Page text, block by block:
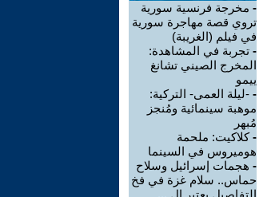
- مخرجة فرنسية سورية
تروي قصة مهاجرة سورية
في فيلم (الغريبة)
- تجربة في المشاهدة:
المخرج الصيني تشانغ
ييمو
- -ليلة العمى- التركية:
موهبة سينمائية ومُنجز
مُبهر
-كلاكيت: ملحمة
هوميروس في السينما
- هجمات إسرائيل وسلاح
حماس.. سلام غزة في فخ
التفاصيل يعتبر ال ...